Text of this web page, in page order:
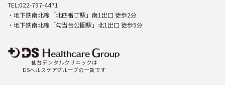
TEL:022-797-4471
・地下鉄南北線「北四番丁駅」南1出口 徒歩2分
・地下鉄南北線「勾当台公園駅」北1出口 徒歩5分
仙台デンタルクリニックは
DSヘルスケアグループの一員です